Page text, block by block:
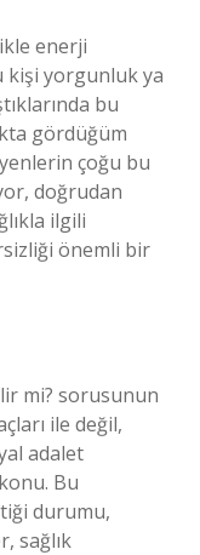
enerji
kişi yorgunluk ya
bu
gördüğüm
çoğu bu
doğrudan
ilgili
önemli bir
mi? sorusunun
ile değil,
adalet
Bu
durumu,
sağlık